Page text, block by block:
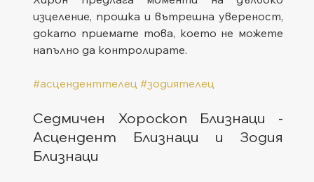
изцеление, прошка и вътрешна увереност,
докато приемате това, което не можете
напълно да контролирате.
#асценденттелец #зодиятелец
Седмичен Хороскоп Близнаци -
Асцендент Близнаци и Зодия
Близнаци